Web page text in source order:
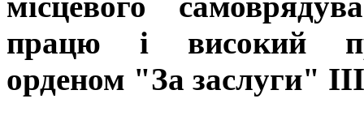
працю і високий
орденом "За заслуги"